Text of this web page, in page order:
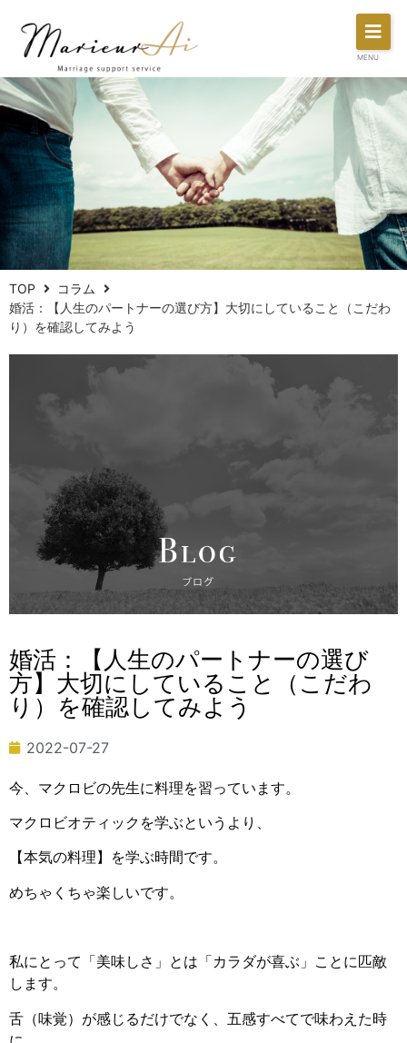
MENU
TOP
コラム
婚活：【人生のパートナーの選び方】大切にしていること（こだわ
り）を確認してみよう
婚活：【人生のパートナーの選び
方】大切にしていること（こだわ
り）を確認してみよう
2022-07-27
今、マクロビの先生に料理を習っています。
マクロビオティックを学ぶというより、
【本気の料理】を学ぶ時間です。
めちゃくちゃ楽しいです。
私にとって「美味しさ」とは「カラダが喜ぶ」ことに匹敵
します。
舌（味覚）が感じるだけでなく、五感すべてで味わえた時